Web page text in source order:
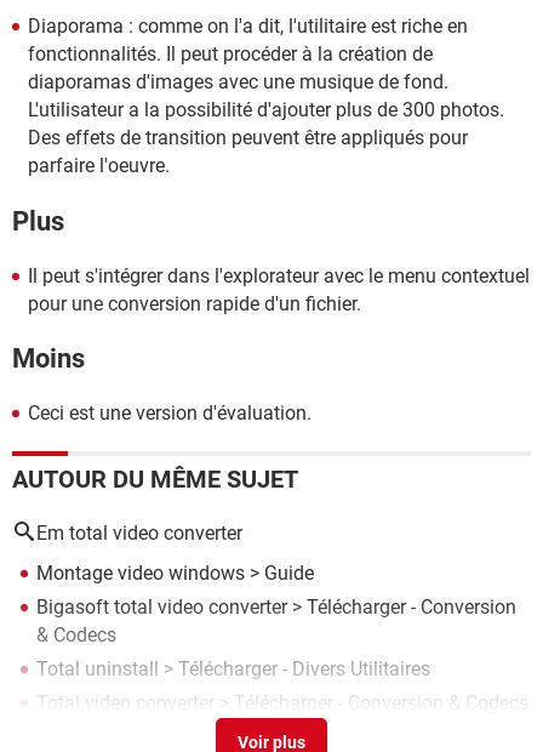
Diaporama : comme on l'a dit, l'utilitaire est riche en
fonctionnalités. Il peut procéder à la création de
diaporamas d'images avec une musique de fond.
L'utilisateur a la possibilité d'ajouter plus de 300 photos.
Des effets de transition peuvent être appliqués pour
parfaire l'oeuvre.
Plus
Il peut s'intégrer dans l'explorateur avec le menu contextuel
pour une conversion rapide d'un fichier.
Moins
Ceci est une version d'évaluation.
AUTOUR DU MÊME SUJET
Em total video converter
Montage video windows > Guide
Bigasoft total video converter> Télécharger - Conversion
& Codecs
Total uninstall
> Télécharger - Divers Utilitaires
Total video converter > Télécharger - Conversion & Codecs
> Télécharger - Conversion & Codecs